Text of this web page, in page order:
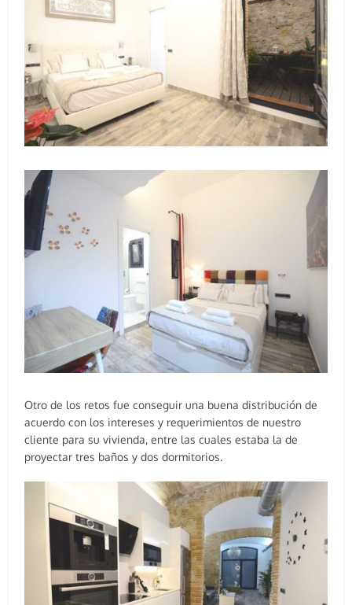
Otro de los retos fue conseguir una buena distribución de
acuerdo con los intereses y requerimientos de nuestro
cliente para su vivienda, entre las cuales estaba la de
proyectar tres baños y dos dormitorios.